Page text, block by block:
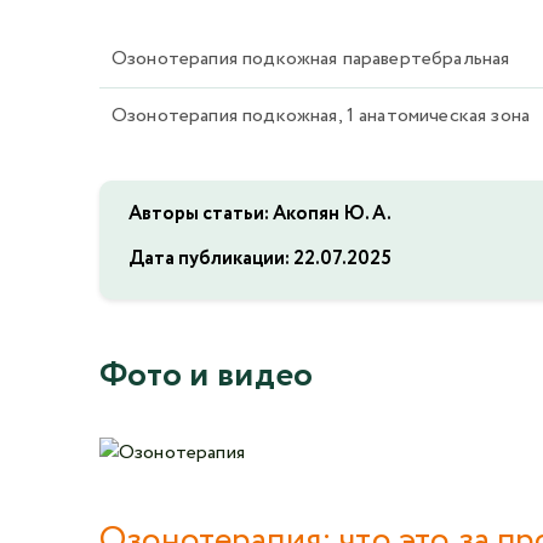
Озонотерапия подкожная паравертебральная
Озонотерапия подкожная, 1 анатомическая зона
Авторы статьи: Акопян Ю. А.
Дата публикации: 22.07.2025
Фото и видео